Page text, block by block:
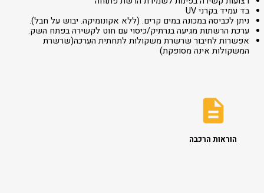
בד עמיד בקרני UV
ניתן לכביסה במכונה במים קרים. (ללא אקונומיקה. יבוש על חבל).
ערכת הרשתות מגיעה בנרתיק/כיסוי עם חוט לקשירה בפתח השק.
אפשרות לחיבור שרשרת משקולות לתחתית הערכה(שרשרת
המשקולות אינה מסופקת)
הוראות הרכבה